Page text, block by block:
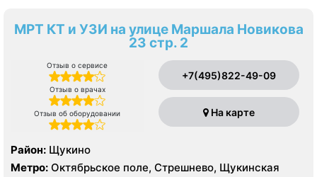
МРТ КТ и УЗИ на улице Маршала Новикова
23 стр. 2
Отзыв о сервисе
Отзыв о врачах
Отзыв об оборудовании
+7(495)822-49-09
На карте
Район: Щукино
Метро: Октябрьское поле, Стрешнево, Щукинская